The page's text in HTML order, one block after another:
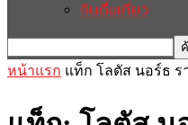
กินดื่มเที่ยว
หน้าแรก แท็ก โลตัส นอร์ธ ร